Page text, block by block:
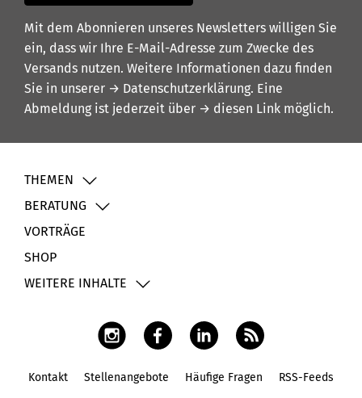
Mit dem Abonnieren unseres Newsletters willigen Sie
ein, dass wir Ihre E-Mail-Adresse zum Zwecke des
Versands nutzen. Weitere Informationen dazu finden
Sie in unserer → Datenschutzerklärung. Eine
Abmeldung ist jederzeit über → diesen Link möglich.
THEMEN
BERATUNG
VORTRÄGE
SHOP
WEITERE INHALTE
Kontakt Stellenangebote Häufige Fragen RSS-Feeds